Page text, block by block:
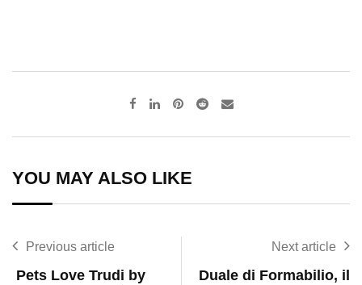
Pinterest
RedditShare
YOU MAY ALSO LIKE
Previous article
Pets Love Trudi by
Next article
Duale di Formabilio, il